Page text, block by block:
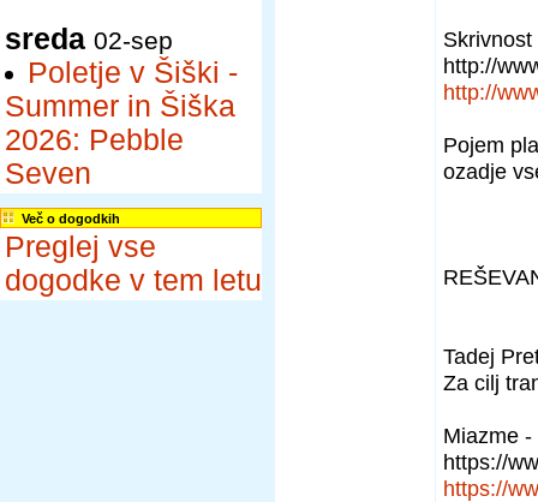
sreda 02-sep
Poletje v Šiški -
Summer in Šiška
2026: Pebble
Seven
Več o dogodkih
Preglej vse
dogodke v tem letu
Skrivnost
http://
http://
Pojem
ozadje
Tadej
Za cilj
Miazme
https://
https://